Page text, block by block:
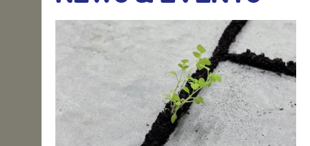
OPEN SCHOOL
CONTACTS